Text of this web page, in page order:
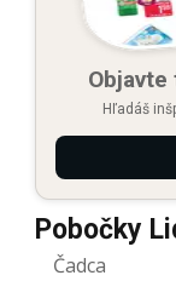
Hľadáš
Pobočky
Čadca